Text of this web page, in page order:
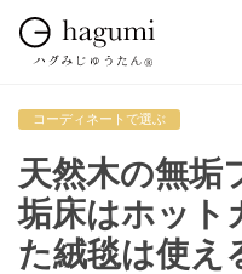
天然木の無垢
垢床はホット
た絨毯は使え
コーディネートで選ぶ